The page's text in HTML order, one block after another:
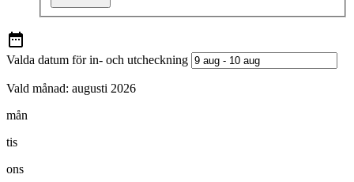
Valda datum för in- och utcheckning
Vald månad: augusti 2026
mån
tis
ons